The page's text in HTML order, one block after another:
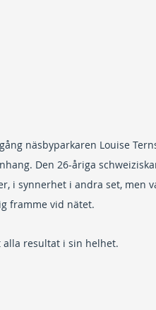
näsbyparkaren Louise
Den 26-åriga
i synnerhet i andra set, men
framme vid nätet.
resultat i sin helhet.